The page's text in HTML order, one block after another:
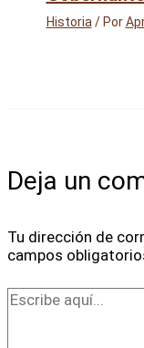
Historia/ Por
Deja un
Tu dirección de
campos
Escribe